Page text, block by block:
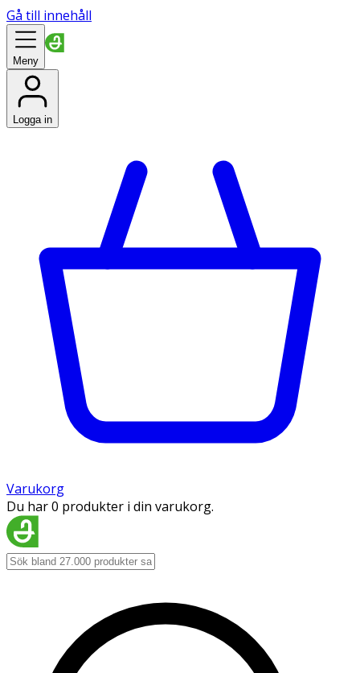
Gå till innehåll
Meny
Logga in
Varukorg
Du har 0 produkter i din varukorg.